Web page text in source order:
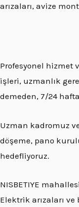
arızaları, avize
Profesyonel hizmet
işleri, uzmanlık
demeden, 7/24
Uzman kadromuz
döşeme, pano
hedefliyoruz.
NISBETIYE
Elektrik arızaları